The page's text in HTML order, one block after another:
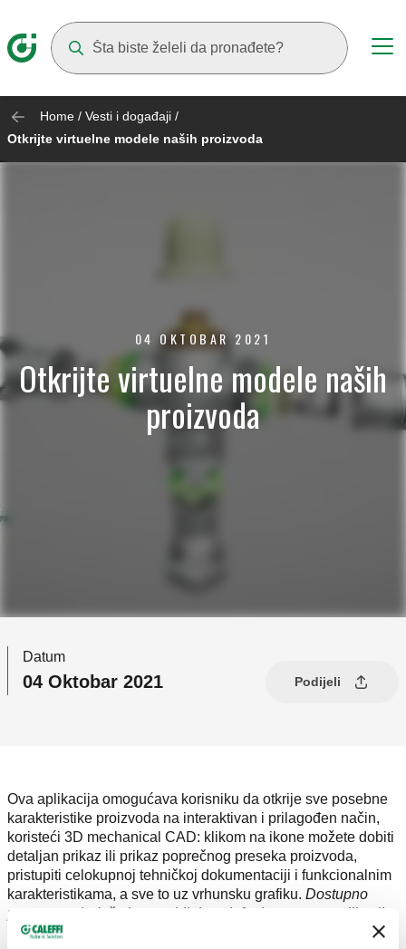
Home / Vesti i događaji /
Otkrijte virtuelne modele naših proizvoda
04 OKTOBAR 2021
Otkrijte virtuelne modele naših
proizvoda
Datum
04 Oktobar 2021 Podijeli
Ova aplikacija omogućava korisniku da otkrije sve posebne
karakteristike proizvoda na interaktivan i prilagođen način,
koristeći 3D mechanical CAD: klikom na ikone možete dobiti
detaljan prikaz ili prikaz poprečnog preseka proizvoda,
pristupiti celokupnoj tehničkoj dokumentaciji i funkcionalnim
karakteristikama, a sve to uz vrhunsku grafiku. Dostupno
putem pregledača i na mobilnim telefonima putem aplikacije
SHOWin3D.